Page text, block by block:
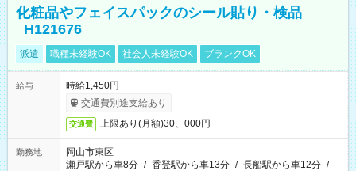
化粧品やフェイスパックのシール貼り・検品
_H121676
派遣 職種未経験OK 社会人未経験OK ブランクOK
給与
時給1,450円
交通費別途支給あり
交通費 上限あり(月額)30、000円
勤務地
岡山市東区
瀬戸駅から車8分 / 香登駅から車13分 / 長船駅から車12分 /